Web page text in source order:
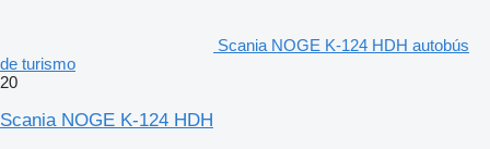
Scania NOGE K-124 HDH autobús
de turismo
20
Scania NOGE K-124 HDH